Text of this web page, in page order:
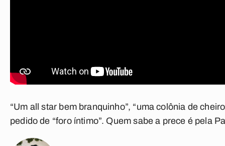
“Um all star bem branquinho”, “uma colônia de
pedido de “foro íntimo”. Quem sabe a prece é pela